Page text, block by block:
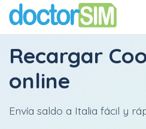
Recargar
online
Envía saldo a Italia fácil y